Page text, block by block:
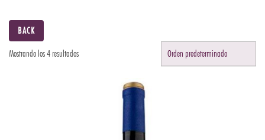
BACK
Mostrando los 4 resultados